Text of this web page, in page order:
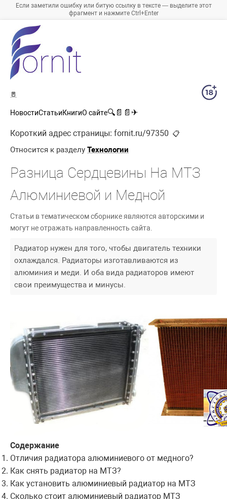
Если заметили ошибку или битую ссылку в тексте — выделите этот
фрагмент и нажмите Ctrl+Enter
🚪
НовостиСтатьиКнигиО сайте🔍 📄 📄 ✈
Короткий адрес страницы: fornit.ru/97350 📋
Относится к разделу Технологии
Разница Сердцевины На МТЗ
Алюминиевой и Медной
Статьи в тематическом сборнике являются авторскими и
могут не отражать направленность сайта.
Радиатор нужен для того, чтобы двигатель техники
охлаждался. Радиаторы изготавливаются из
алюминия и меди. И оба вида радиаторов имеют
свои преимущества и минусы.
Содержание
Отличия радиатора алюминиевого от медного?
Как снять радиатор на МТЗ?
Как установить алюминиевый радиатор на МТЗ
Сколько стоит алюминиевый радиатор МТЗ